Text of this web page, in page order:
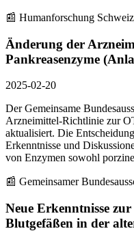
📰 Humanforschung Schweiz
Änderung der
Pankreasenzyme
2025-02-20
Der Gemeinsame
Arzneimittel-Richtlinie zur
aktualisiert. Die
Erkenntnisse und
von Enzymen sowohl
📰 Gemeinsamer
Neue Erkenntnisse
Blutgefäßen in der